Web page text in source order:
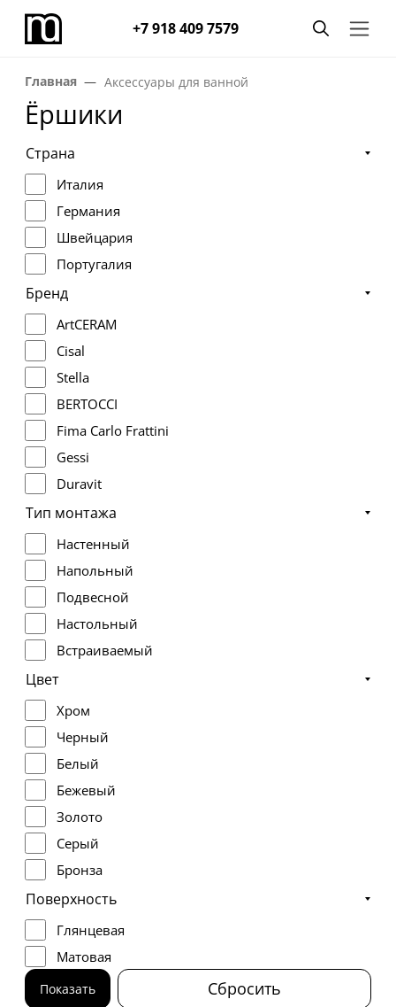
+7 918 409 7579
Главная Аксессуары для ванной
Ёршики
Страна
Италия
Германия
Швейцария
Португалия
Бренд
ArtCERAM
Cisal
Stella
BERTOCCI
Fima Carlo Frattini
Gessi
Duravit
Keuco
Zucchetti
Novellini
Hansgrohe
LAUFEN
3SC
Тип монтажа
Настенный
Напольный
Подвесной
Настольный
Встраиваемый
Цвет
Хром
Черный
Белый
Бежевый
Золото
Серый
Бронза
Розовое золото
Латунь
Медь
Нержавеющая сталь
Поверхность
Глянцевая
Матовая
Показать Сбросить